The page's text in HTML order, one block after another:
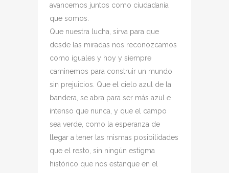
avancemos juntos como ciudadanía
que somos.
Que nuestra lucha, sirva para que
desde las miradas nos reconozcamos
como iguales y hoy y siempre
caminemos para construir un mundo
sin prejuicios. Que el cielo azul de la
bandera, se abra para ser más azul e
intenso que nunca, y que el campo
sea verde, como la esperanza de
llegar a tener las mismas posibilidades
que el resto, sin ningún estigma
histórico que nos estanque en el